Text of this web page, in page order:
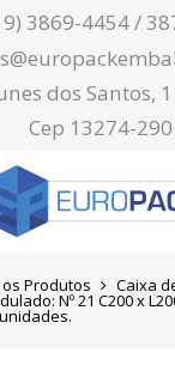
3869-4454 /
dos Santos,
Cep 13274-290
Produtos Caixa
Nº 21 C200 x